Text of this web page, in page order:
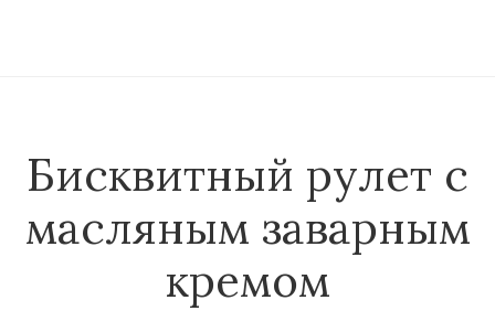
Бисквитный рулет с
масляным заварным
кремом